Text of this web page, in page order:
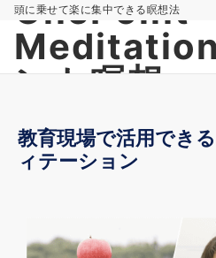
頭に乗せて楽に集中できる瞑想法
OnePoint
ント瞑想
教育現場で活用でき
ィテーション